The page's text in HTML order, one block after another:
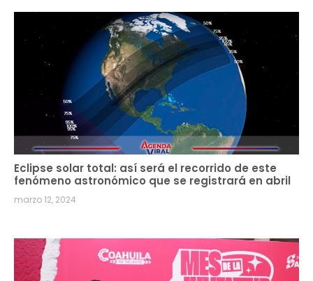
Eclipse solar total: así será el recorrido de este
fenómeno astronómico que se registrará en abril
marzo 12, 2024